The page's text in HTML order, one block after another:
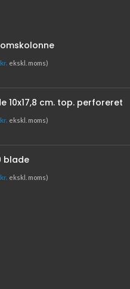
kr. ekskl. moms)
10x17,8 cm. top. perforeret
kr. ekskl. moms)
blade
kr. ekskl. moms)